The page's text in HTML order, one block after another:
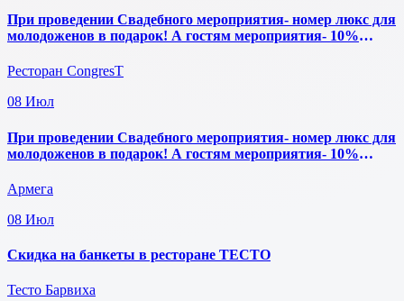
При проведении Свадебного мероприятия- номер люкс для
молодоженов в подарок! А гостям мероприятия- 10%
Ресторан CongresT
08 Июл
При проведении Свадебного мероприятия- номер люкс для
молодоженов в подарок! А гостям мероприятия- 10%
Армега
08 Июл
Скидка на банкеты в ресторане ТЕСТО
Тесто Барвиха